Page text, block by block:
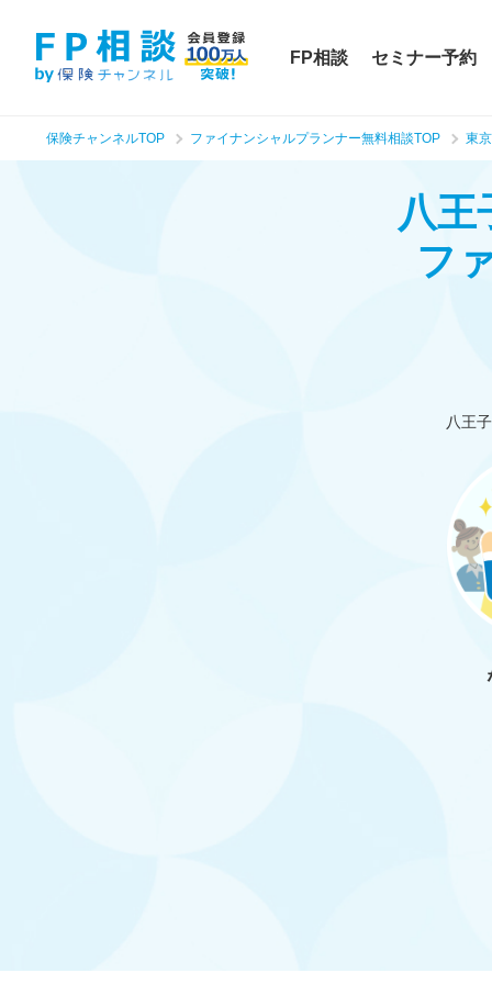
FP相談 セミナー予約
保険チャンネルTOP ファイナンシャルプランナー無料相談TOP 東
八王
フ
八王